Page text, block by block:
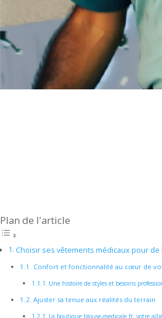
Plan de l'article
Choisir ses vêtements médicaux pour
Confort et fonctionnalité au cœur de
Une histoire de styles et besoins
Ajuster sa tenue aux réalités du terrain
La boutique blouse-medicale.fr, votre